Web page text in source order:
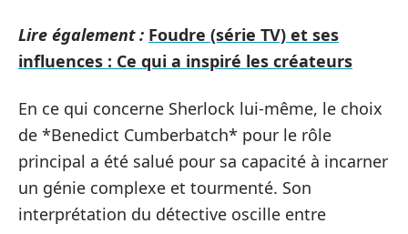
Lire également : Foudre (série TV) et ses
influences : Ce qui a inspiré les créateurs
En ce qui concerne Sherlock lui-même, le choix
de *Benedict Cumberbatch* pour le rôle
principal a été salué pour sa capacité à incarner
un génie complexe et tourmenté. Son
interprétation du détective oscille entre